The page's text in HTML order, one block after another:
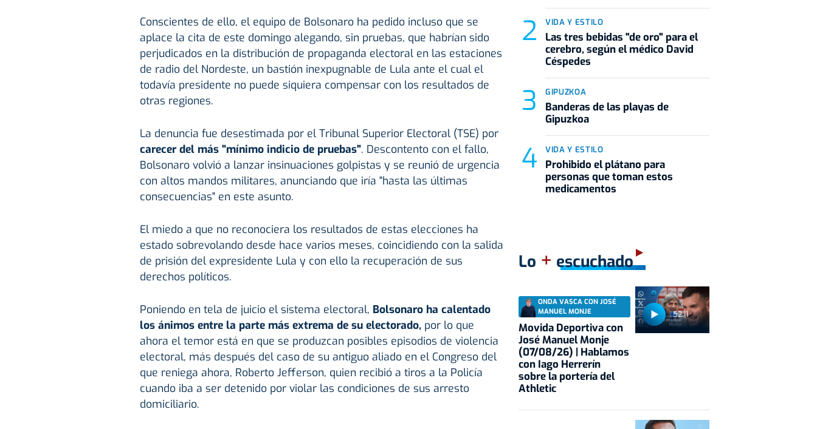
Conscientes de ello, el equipo de Bolsonaro ha pedido incluso que se
aplace la cita de este domingo alegando, sin pruebas, que habrían sido
perjudicados en la distribución de propaganda electoral en las estaciones
de radio del Nordeste, un bastión inexpugnable de Lula ante el cual el
todavía presidente no puede siquiera compensar con los resultados de
otras regiones.
La denuncia fue desestimada por el Tribunal Superior Electoral (TSE) por
carecer del más "mínimo indicio de pruebas". Descontento con el fallo,
Bolsonaro volvió a lanzar insinuaciones golpistas y se reunió de urgencia
con altos mandos militares, anunciando que iría "hasta las últimas
consecuencias" en este asunto.
El miedo a que no reconociera los resultados de estas elecciones ha
estado sobrevolando desde hace varios meses, coincidiendo con la salida
de prisión del expresidente Lula y con ello la recuperación de sus
derechos políticos.
Poniendo en tela de juicio el sistema electoral, Bolsonaro ha calentado
los ánimos entre la parte más extrema de su electorado, por lo que
ahora el temor está en que se produzcan posibles episodios de violencia
electoral, más después del caso de su antiguo aliado en el Congreso del
que reniega ahora, Roberto Jefferson, quien recibió a tiros a la Policía
cuando iba a ser detenido por violar las condiciones de sus arresto
domiciliario.
VIDA Y ESTILO
Las tres bebidas "de oro" para el
cerebro, según el médico David
Céspedes
GIPUZKOA
Banderas de las playas de
Gipuzkoa
VIDA Y ESTILO
Prohibido el plátano para
personas que toman estos
medicamentos
Lo + escuchado
52:11
ONDA VASCA CON JOSÉ
MANUEL MONJE
Movida Deportiva con
José Manuel Monje
(07/08/26) | Hablamos
con Iago Herrerín
sobre la portería del
Athletic